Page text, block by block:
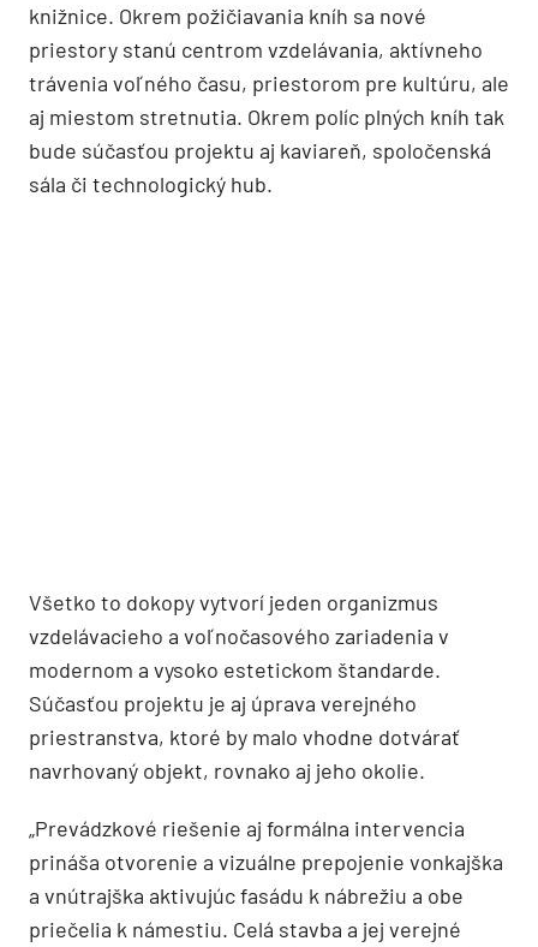
knižnice. Okrem požičiavania kníh sa nové
priestory stanú centrom vzdelávania, aktívneho
trávenia voľného času, priestorom pre kultúru, ale
aj miestom stretnutia. Okrem políc plných kníh tak
bude súčasťou projektu aj kaviareň, spoločenská
sála či technologický hub.
Všetko to dokopy vytvorí jeden organizmus
vzdelávacieho a voľnočasového zariadenia v
modernom a vysoko estetickom štandarde.
Súčasťou projektu je aj úprava verejného
priestranstva, ktoré by malo vhodne dotvárať
navrhovaný objekt, rovnako aj jeho okolie.
„Prevádzkové riešenie aj formálna intervencia
prináša otvorenie a vizuálne prepojenie vonkajška
a vnútrajška aktivujúc fasádu k nábrežiu a obe
priečelia k námestiu. Celá stavba a jej verejné